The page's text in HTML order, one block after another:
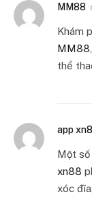
MM88
Khám
MM88
thể
app
Một số
xn88
xóc